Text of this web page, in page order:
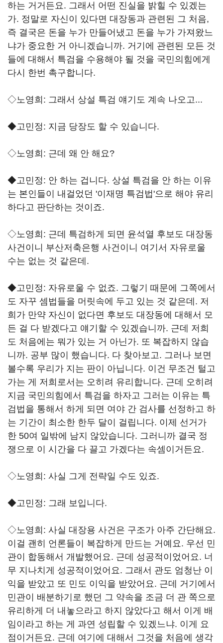
하는 거거든요. 그래서 어떤 진실을 밝힐 수 있겠는
가. 정말로 자신이 있다면 대장동과 관련된 그 처음,
즉 결국은 돈을 누가 만들어냈고 돈을 누가 가져왔느
냐가 중요한 거 아니겠습니까. 거기에 관련된 모든 것
들에 대해서 특검을 수용해야 될 것을 국민의힘에게
다시 한번 촉구합니다.
◇노영희: 그래서 상설 특검 얘기도 계속 나오고...
◆고민정: 지금 당장도 할 수 있습니다.
◇노영희: 근데 왜 안 해요?
◆고민정: 안 하는 겁니다. 상설 특검을 안 하는 이유
는 본인들이 내걸었던 '이재명 특검법'으로 해야 유리
하다고 판단하는 것이죠.
◇노영희: 근데 특검하게 되면 윤석열 후보도 대장동
사건이니 부산저축은행 사건이니 여기서 자유로울
수는 없는 것 같은데.
◆고민정: 자유로울 수 없죠. 그렇기 때문에 그쪽에서
도 자꾸 셈법들을 머릿속에 두고 있는 것 같은데. 저
희가 만약 자신이 없다면 후보도 대장동에 대해서 모
든 걸 다 받겠다고 얘기할 수 있겠습니까. 근데 저희
도 처음에는 뭐가 있는 거 아닌가. 또 복잡하지 않습
니까. 공부 많이 했습니다. 다 찾아보고. 그러나 보면
볼수록 우리가 지는 판이 아닙니다. 이건 무조건 털고
가는 게 저희로서는 오히려 유리합니다. 근데 오히려
지금 국민의힘에서 특검을 하자고 그러는 이유는 특
검법을 통해서 하게 되면 여야 간 검사를 선정하고 하
는 기간이 최소한 한두 달이 걸립니다. 이제 선거가
한 50여 일밖에 남지 않았습니다. 그러니까 결국 정
쟁으로 이 시간을 다 끌고 가겠다는 속셈이거든요.
◇노영희: 사실 그게 전략일 수도 있죠.
◆고민정: 그래 보입니다.
◇노영희: 사실 대장용 사건은 구조가 아주 간단해요.
이걸 괜히 언론들이 복잡하게 만드는 거예요. 우선 민
관이 합동해서 개발했어요. 근데 성공적이었어요. 너
무 지나치게 성공적이었어요. 그래서 관도 엄청난 이
익을 받았고 또 민도 이익을 받았어요. 근데 거기에서
민관이 배분하기로 했던 그 약속을 조금 더 관 쪽으로
유리하게 더 내놓으라고 하지 않았다고 해서 이게 배
임이라고 하는 게 과연 성립할 수 있겠느냐. 이게 요
점이거든요. 근데 여기에 대해서 그것을 처음에 생각